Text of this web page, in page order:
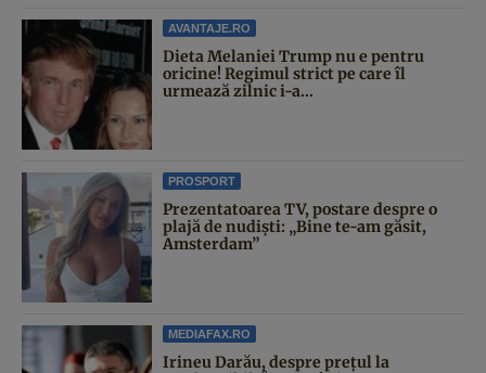
AVANTAJE.RO
Dieta Melaniei Trump nu e pentru
oricine! Regimul strict pe care îl
urmează zilnic i-a...
PROSPORT
Prezentatoarea TV, postare despre o
plajă de nudiști: „Bine te-am găsit,
Amsterdam”
MEDIAFAX.RO
Irineu Darău, despre prețul la